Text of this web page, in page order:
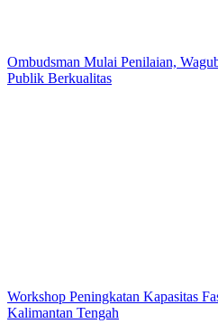
Ombudsman Mulai Penilaian,
Publik Berkualitas
Workshop Peningkatan Kapasitas
Kalimantan Tengah